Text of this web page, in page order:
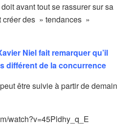
avant tout se rassurer sur sa
créer des » tendances »
Niel fait remarquer qu’il
différent de la concurrence
être suivie à partir de demain
watch?v=45Pldhy_q_E